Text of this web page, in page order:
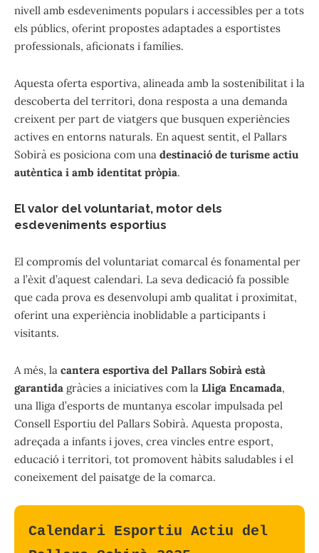
nivell amb esdeveniments populars i accessibles per a tots
els públics, oferint propostes adaptades a esportistes
professionals, aficionats i famílies.
Aquesta oferta esportiva, alineada amb la sostenibilitat i la
descoberta del territori, dona resposta a una demanda
creixent per part de viatgers que busquen experiències
actives en entorns naturals. En aquest sentit, el Pallars
Sobirà es posiciona com una destinació de turisme actiu
autèntica i amb identitat pròpia.
El valor del voluntariat, motor dels
esdeveniments esportius
El compromís del voluntariat comarcal és fonamental per
a l’èxit d’aquest calendari. La seva dedicació fa possible
que cada prova es desenvolupi amb qualitat i proximitat,
oferint una experiència inoblidable a participants i
visitants.
A més, la cantera esportiva del Pallars Sobirà està
garantida gràcies a iniciatives com la Lliga Encamada,
una lliga d’esports de muntanya escolar impulsada pel
Consell Esportiu del Pallars Sobirà. Aquesta proposta,
adreçada a infants i joves, crea vincles entre esport,
educació i territori, tot promovent hàbits saludables i el
coneixement del paisatge de la comarca.
Calendari Esportiu Actiu del